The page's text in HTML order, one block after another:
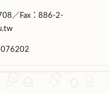
／Fax：886-2-